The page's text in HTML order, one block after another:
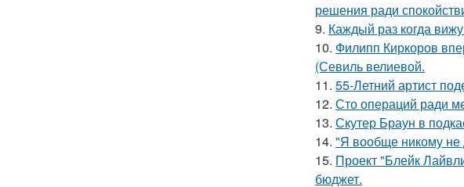
решения ради
9. Каждый раз когда
10. Филипп Киркоров
(Севиль велиевой.
11. 55-Летний артист
12. Сто операций ради
13. Скутер Браун в
14. "Я вообще никому
15. Проект "Блейк
бюджет.